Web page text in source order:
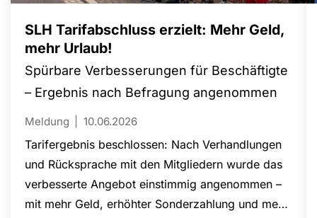
SLH Tarifabschluss erzielt: Mehr Geld,
mehr Urlaub!
Spürbare Verbesserungen für Beschäftigte
– Ergebnis nach Befragung angenommen
Meldung 10.06.2026
Tarifergebnis beschlossen: Nach Verhandlungen
und Rücksprache mit den Mitgliedern wurde das
verbesserte Angebot einstimmig angenommen –
mit mehr Geld, erhöhter Sonderzahlung und mehr